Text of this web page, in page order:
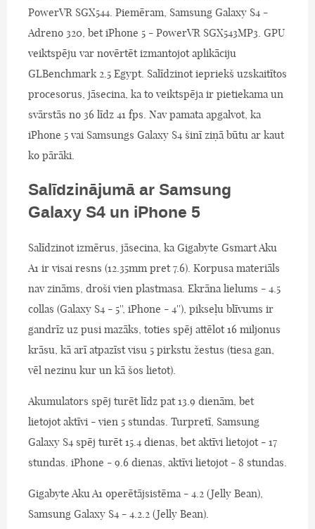
PowerVR SGX544. Piemēram, Samsung Galaxy S4 -
Adreno 320, bet iPhone 5 - PowerVR SGX543MP3. GPU
veiktspēju var novērtēt izmantojot aplikāciju
GLBenchmark 2.5 Egypt. Salīdzinot iepriekš uzskaitītos
procesorus, jāsecina, ka to veiktspēja ir pietiekama un
svārstās no 36 līdz 41 fps. Nav pamata apgalvot, ka
iPhone 5 vai Samsungs Galaxy S4 šinī ziņā būtu ar kaut
ko pārāki.
Salīdzinājumā ar Samsung
Galaxy S4 un iPhone 5
Salīdzinot izmērus, jāsecina, ka Gigabyte Gsmart Aku
A1 ir visai resns (12.35mm pret 7.6). Korpusa materiāls
nav zināms, droši vien plastmasa. Ekrāna lielums - 4.5
collas (Galaxy S4 - 5'', iPhone - 4''), pikseļu blīvums ir
gandrīz uz pusi mazāks, toties spēj attēlot 16 miljonus
krāsu, kā arī atpazīst visu 5 pirkstu žestus (tiesa gan,
vēl nezinu kur un kā šos lietot).
Akumulators spēj turēt līdz pat 13.9 dienām, bet
lietojot aktīvi - vien 5 stundas. Turpretī, Samsung
Galaxy S4 spēj turēt 15.4 dienas, bet aktīvi lietojot - 17
stundas. iPhone - 9.6 dienas, aktīvi lietojot - 8 stundas.
Gigabyte Aku A1 operētājsistēma - 4.2 (Jelly Bean),
Samsung Galaxy S4 - 4.2.2 (Jelly Bean).